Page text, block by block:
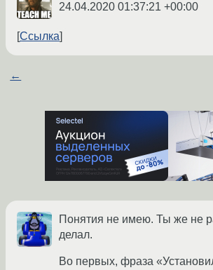
24.04.2020 01:37:21 +00:00
Ссылка
←
Понятия не имею. Ты же не
делал.
Во первых, фраза